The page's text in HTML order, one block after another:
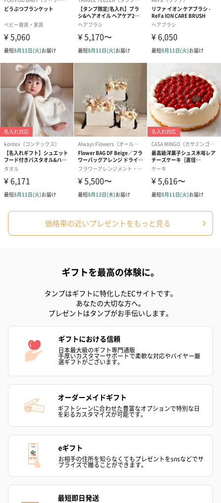
フラワーテディベア
（2,390円）
テディベア（バニラ）
（1,760円）
テディベア（
ル）（1,760円
紅茶・コーヒー・スイーツ
紅茶・コーヒー・スイーツを同梱してお届けいたします。ギフト
への＋αにおすすめです。
スキンケアグッズ
スキンケアグッズを同梱してお届けします。
ハンドクリーム3本セッ
ト【ありがとう】
（1,100円）
シャワージェル＆ハン
レープフルーツ）
（2,145円）
シャワージェ
ッシュローズ
価格帯の近いプレゼントをもっと見る
ギフトを最高の体験に。
タンプはギフトに特化したECサイトです。
あなたの大切な方へ。
プレゼントはタンプがお手伝いします。
ギフトにおける信頼
日本最大級のギフト専門通販
手厚いカスタマーサポートで柔軟な対応やバイヤー厳
選ギフトがございます。
オーダーメイドギフト
ギフトシーンに合わせた豊富なオプションで特別な日
を彩るカスタマイズが可能です。
eギフト
お相手の住所を知らなくてもプレゼントをsnsなどでサ
プライズで贈ることができます。
最短即日発送